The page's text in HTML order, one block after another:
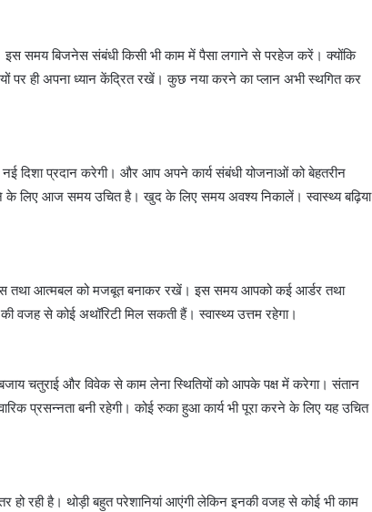
इस समय बिजनेस संबंधी किसी भी काम में पैसा लगाने से परहेज करें। क्योंकि
पर ही अपना ध्यान केंद्रित रखें। कुछ नया करने का प्लान अभी स्थगित कर
दिशा प्रदान करेगी। और आप अपने कार्य संबंधी योजनाओं को बेहतरीन
के लिए आज समय उचित है। खुद के लिए समय अवश्य निकालें। स्वास्थ्य बढ़िया
तथा आत्मबल को मजबूत बनाकर रखें। इस समय आपको कई आर्डर तथा
वजह से कोई अथॉरिटी मिल सकती हैं। स्वास्थ्य उत्तम रहेगा।
चतुराई और विवेक से काम लेना स्थितियों को आपके पक्ष में करेगा। संतान
प्रसन्नता बनी रहेगी। कोई रुका हुआ कार्य भी पूरा करने के लिए यह उचित
रही है। थोड़ी बहुत परेशानियां आएंगी लेकिन इनकी वजह से कोई भी काम